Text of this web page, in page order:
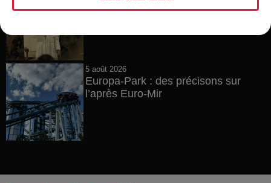
pape à Metz en septembre
5 août 2026
Europa-Park : des précisons sur
l’après Euro-Mir